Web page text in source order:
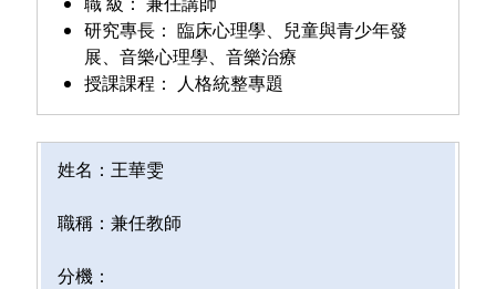
研究專長： 臨床心理學、兒童與青少年發
展、音樂心理學、音樂治療
授課課程： 人格統整專題
姓名： 王華雯
職稱： 兼任教師
分機：